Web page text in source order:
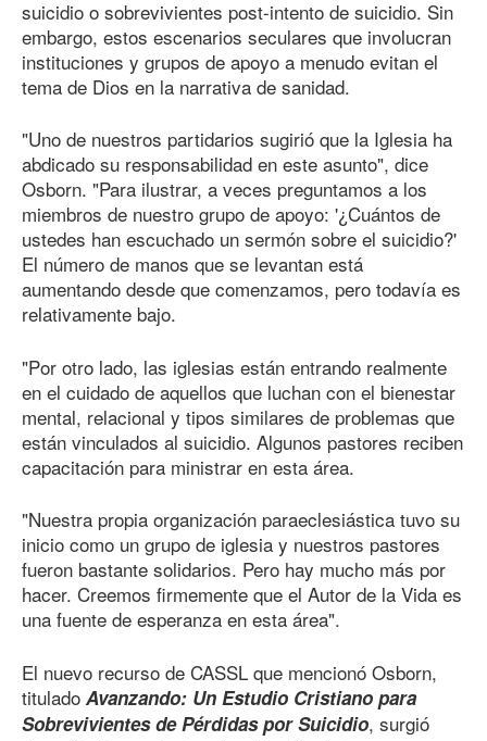
suicidio o sobrevivientes post-intento de suicidio. Sin
embargo, estos escenarios seculares que involucran
instituciones y grupos de apoyo a menudo evitan el
tema de Dios en la narrativa de sanidad.
"Uno de nuestros partidarios sugirió que la Iglesia ha
abdicado su responsabilidad en este asunto", dice
Osborn. "Para ilustrar, a veces preguntamos a los
miembros de nuestro grupo de apoyo: '¿Cuántos de
ustedes han escuchado un sermón sobre el suicidio?'
El número de manos que se levantan está
aumentando desde que comenzamos, pero todavía es
relativamente bajo.
"Por otro lado, las iglesias están entrando realmente
en el cuidado de aquellos que luchan con el bienestar
mental, relacional y tipos similares de problemas que
están vinculados al suicidio. Algunos pastores reciben
capacitación para ministrar en esta área.
"Nuestra propia organización paraeclesiástica tuvo su
inicio como un grupo de iglesia y nuestros pastores
fueron bastante solidarios. Pero hay mucho más por
hacer. Creemos firmemente que el Autor de la Vida es
una fuente de esperanza en esta área".
El nuevo recurso de CASSL que mencionó Osborn,
titulado Avanzando: Un Estudio Cristiano para
Sobrevivientes de Pérdidas por Suicidio, surgió